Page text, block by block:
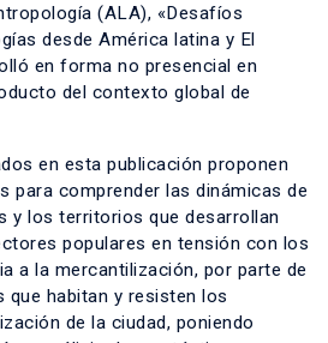
(ALA), «Desafíos
desde América latina y El
en forma no presencial en
del contexto global de
en esta publicación proponen
para comprender las dinámicas de
y los territorios que desarrollan
populares en tensión con los
a la mercantilización, por parte de
habitan y resisten los
de la ciudad, poniendo